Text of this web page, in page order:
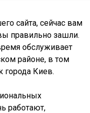
сайта, сейчас вам
правильно зашли.
обслуживает
районе, в том
города Киев.
работают,